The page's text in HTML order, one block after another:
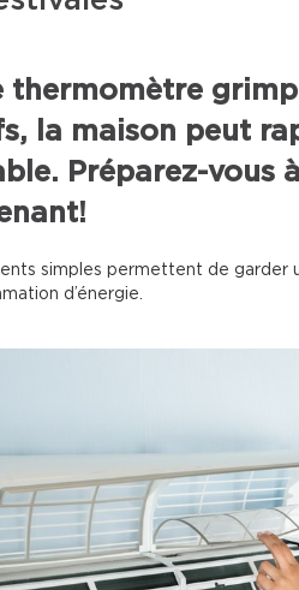
thermomètre
la maison peut
Préparez-vous
simples permettent de garder
d’énergie.